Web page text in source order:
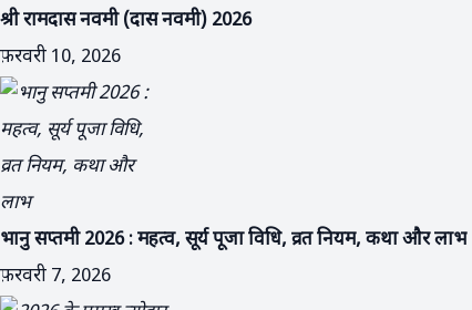
श्री रामदास नवमी (दास नवमी) 2026
फ़रवरी 10, 2026
भानु सप्तमी 2026 : महत्व, सूर्य पूजा विधि, व्रत नियम, कथा और लाभ
फ़रवरी 7, 2026